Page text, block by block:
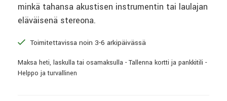
minkä tahansa akustisen instrumentin tai laulajan
eläväisenä stereona.
Toimitettavissa noin 3-6 arkipäivässä
Maksa heti, laskulla tai osamaksulla - Tallenna kortti ja pankkitili -
Helppo ja turvallinen